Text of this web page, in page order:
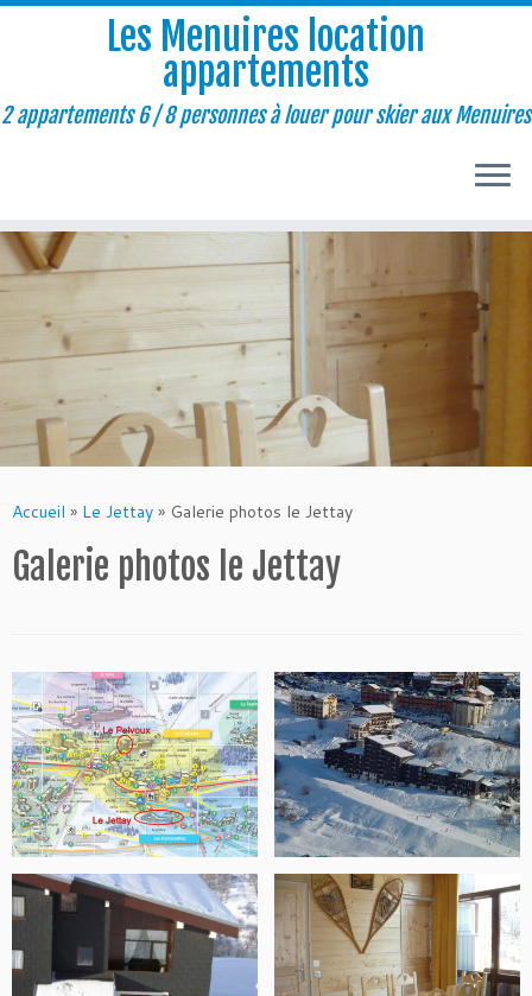
Passer
au
contenu
Les Menuires location
appartements
2 appartements 6 / 8 personnes à louer pour skier aux Menuires
Accueil » Le Jettay » Galerie photos le Jettay
Galerie photos le Jettay